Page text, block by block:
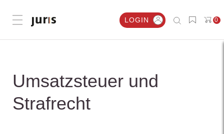
Menü öffnen LOGIN 0
Umsatzsteuer und
Strafrecht